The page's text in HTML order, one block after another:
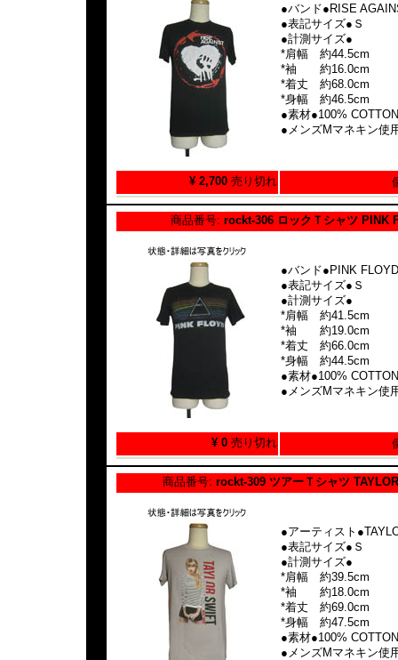
●バンド●RISE
●表記サイズ●Ｓ
●計測サイズ●
*肩幅 約44.5cm
*袖 約16.0cm
*着丈 約68.0cm
*身幅 約46.5cm
●素材●100% COTTON
●メンズMマネキン使
¥ 2,700 売り切れ
商品番号: rockt-306 ロックＴシャツ PINK
●バンド●PINK FLOYD
●表記サイズ●Ｓ
●計測サイズ●
*肩幅 約41.5cm
*袖 約19.0cm
*着丈 約66.0cm
*身幅 約44.5cm
●素材●100% COTTON
●メンズMマネキン使
¥ 0 売り切れ
商品番号: rockt-309 ツアーＴシャツ
●アーティスト
●表記サイズ●Ｓ
●計測サイズ●
*肩幅 約39.5cm
*袖 約18.0cm
*着丈 約69.0cm
*身幅 約47.5cm
●素材●100% COTTON
●メンズMマネキン使